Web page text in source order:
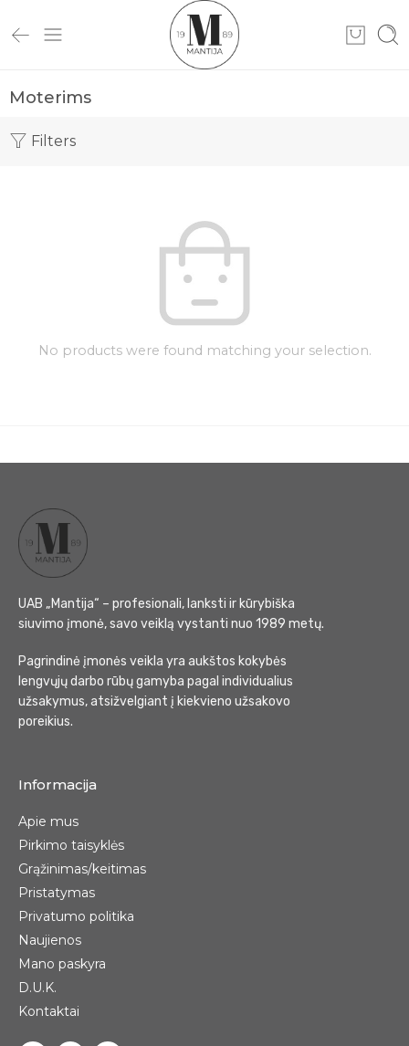
Moterims
Filters
No products were found matching your selection.
UAB „Mantija“ – profesionali, lanksti ir kūrybiška
siuvimo įmonė, savo veiklą vystanti nuo 1989 metų.
Pagrindinė įmonės veikla yra aukštos kokybės
lengvųjų darbo rūbų gamyba pagal individualius
užsakymus, atsižvelgiant į kiekvieno užsakovo
poreikius.
Informacija
Apie mus
Pirkimo taisyklės
Grąžinimas/keitimas
Pristatymas
Privatumo politika
Naujienos
Mano paskyra
D.U.K.
Kontaktai